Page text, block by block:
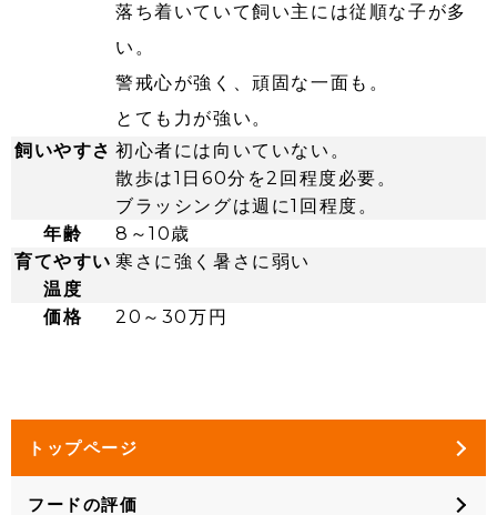
落ち着いていて飼い主には従順な子が多
い。
警戒心が強く、頑固な一面も。
とても力が強い。
飼いやすさ 初心者には向いていない。
散歩は1日60分を2回程度必要。
ブラッシングは週に1回程度。
年齢
8～10歳
育てやすい
温度
寒さに強く暑さに弱い
価格 20～30万円
トップページ
フードの評価